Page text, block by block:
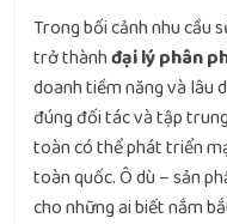
Trong bối cảnh nhu cầu
trở thànhđại lý phân
doanh tiềm năng và lâu
đúng đối tác và tập
toàn có thể phát triển
toàn quốc. Ô dù – sản
cho những ai biết nắm